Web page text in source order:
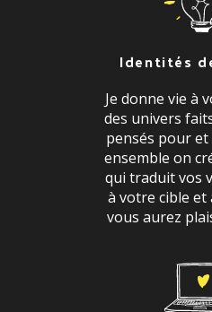
Identités
Je donne vie à
des univers
pensés pour et
ensemble on
qui traduit vos
à votre cible et
vous aurez